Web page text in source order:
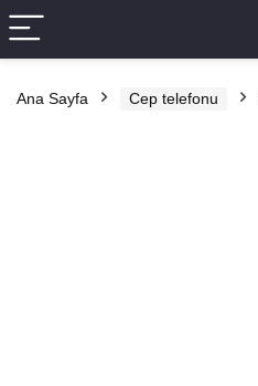
Ana Sayfa Cep telefonu